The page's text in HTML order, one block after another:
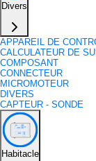
Divers
APPAREIL DE
CALCULATEUR DE
COMPOSANT
CONNECTEUR
MICROMOTEUR
DIVERS
CAPTEUR - SONDE
Habitacle